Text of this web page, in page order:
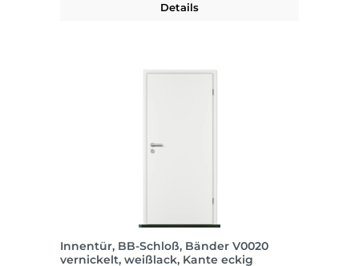
Details
Innentür, BB-Schloß, Bänder V0020
vernickelt, weißlack, Kante eckig